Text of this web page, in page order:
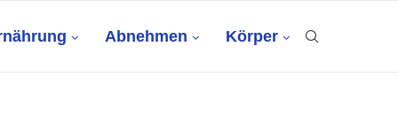
Abnehmen Körper